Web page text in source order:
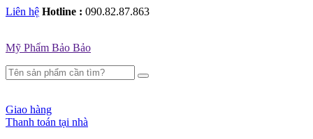
Liên hệ Hotline : 090.82.87.863
Mỹ Phẩm Bảo Bảo
Giao hàng
Thanh toán tại nhà